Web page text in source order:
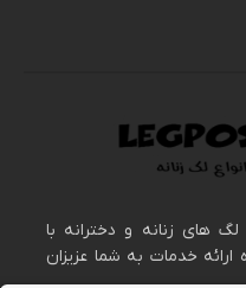
های زنانه و دخترانه با
ارائه خدمات به شما عزیزان